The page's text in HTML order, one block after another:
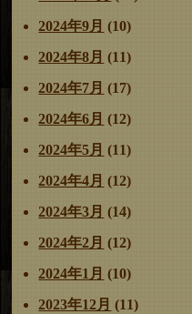
2024年9月 (10)
2024年8月 (11)
2024年7月 (17)
2024年6月 (12)
2024年5月 (11)
2024年4月 (12)
2024年3月 (14)
2024年2月 (12)
2024年1月 (10)
2023年12月 (11)